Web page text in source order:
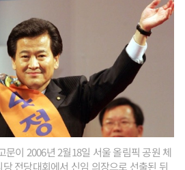
문이 2006년 2월18일 서울 올림픽 공원 체
전당대회에서 신임 의장으로 선출된 뒤